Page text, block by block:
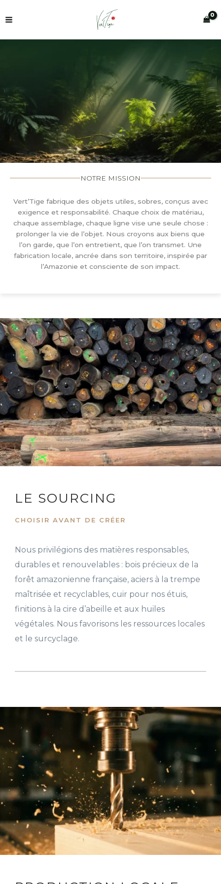
au
NOTRE MISSION
Vert’Tige fabrique des objets utiles, sobres, conçus avec
exigence et responsabilité. Chaque choix de matériau,
chaque assemblage, chaque ligne vise une seule chose :
prolonger la vie de l’objet. Nous croyons aux biens que
l’on garde, que l’on entretient, que l’on transmet. Une
fabrication locale, ancrée dans son territoire, inspirée par
l’Amazonie et consciente de son impact.
LE SOURCING
CHOISIR AVANT DE CRÉER
Nous privilégions des matières responsables,
durables et renouvelables : bois précieux de la
forêt amazonienne française, aciers à la trempe
maîtrisée et recyclables, cuir pour nos étuis,
finitions à la cire d’abeille et aux huiles
végétales. Nous favorisons les ressources locales
et le surcyclage.